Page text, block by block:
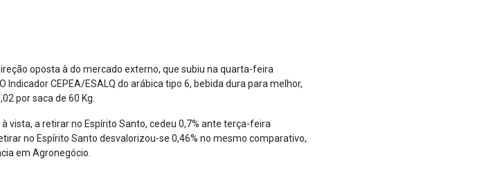
oposta à do mercado externo, que subiu na quarta-feira
CEPEA/ESALQ do arábica tipo 6, bebida dura para melhor,
por saca de 60 Kg.
vista, a retirar no Espírito Santo, cedeu 0,7% ante terça-feira
no Espírito Santo desvalorizou-se 0,46% no mesmo comparativo,
em Agronegócio.